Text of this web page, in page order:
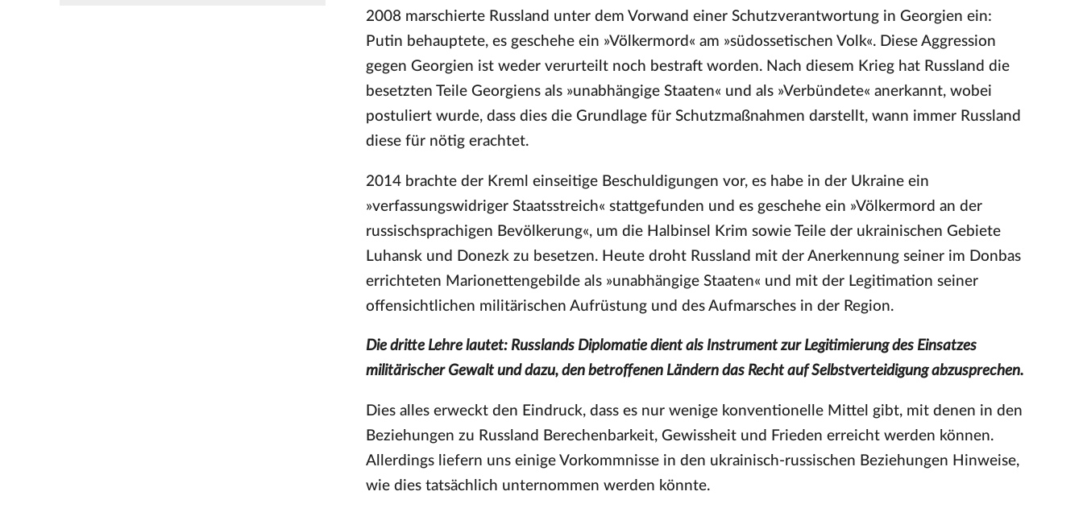
2008 marschierte Russland unter dem Vorwand einer Schutzverantwortung in Georgien ein:
Putin behauptete, es geschehe ein »Völkermord« am »südossetischen Volk«. Diese Aggression
gegen Georgien ist weder verurteilt noch bestraft worden. Nach diesem Krieg hat Russland die
besetzten Teile Georgiens als »unabhängige Staaten« und als »Verbündete« anerkannt, wobei
postuliert wurde, dass dies die Grundlage für Schutzmaßnahmen darstellt, wann immer Russland
diese für nötig erachtet.
2014 brachte der Kreml einseitige Beschuldigungen vor, es habe in der Ukraine ein
»verfassungswidriger Staatsstreich« stattgefunden und es geschehe ein »Völkermord an der
russischsprachigen Bevölkerung«, um die Halbinsel Krim sowie Teile der ukrainischen Gebiete
Luhansk und Donezk zu besetzen. Heute droht Russland mit der Anerkennung seiner im Donbas
errichteten Marionettengebilde als »unabhängige Staaten« und mit der Legitimation seiner
offensichtlichen militärischen Aufrüstung und des Aufmarsches in der Region.
Die dritte Lehre lautet: Russlands Diplomatie dient als Instrument zur Legitimierung des Einsatzes
militärischer Gewalt und dazu, den betroffenen Ländern das Recht auf Selbstverteidigung abzusprechen.
Dies alles erweckt den Eindruck, dass es nur wenige konventionelle Mittel gibt, mit denen in den
Beziehungen zu Russland Berechenbarkeit, Gewissheit und Frieden erreicht werden können.
Allerdings liefern uns einige Vorkommnisse in den ukrainisch-russischen Beziehungen Hinweise,
wie dies tatsächlich unternommen werden könnte.